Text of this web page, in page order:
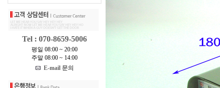
Tel : 070-8659-5006
평일 08:00 ~ 20:00
주말 08:00 ~ 14:00
E-mail 문의